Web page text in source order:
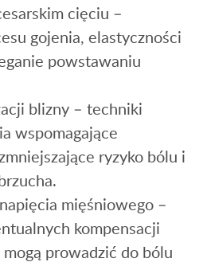
cięciu –
gojenia, elastyczności
powstawaniu
blizny – techniki
wspomagające
ryzyko bólu i
mięśniowego –
kompensacji
prowadzić do bólu